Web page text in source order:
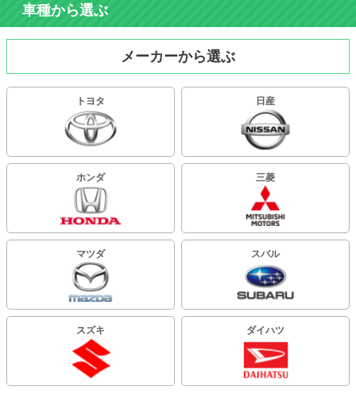
車種から選ぶ
メーカーから選ぶ
トヨタ 日産
ホンダ 三菱
マツダ スバル
スズキ ダイハツ